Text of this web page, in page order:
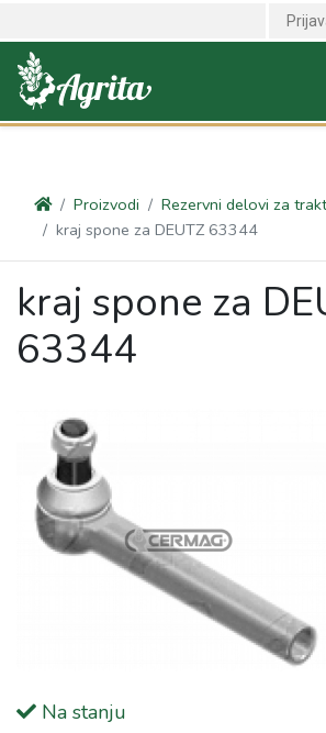
<link rel="canonical" href="https://agrita.rs/
za-traktore/spone/kraj-spone-za-deutz-
Proizvodi Rezervni delovi za
kraj spone za DEUTZ 63344
kraj spone za
63344
Na stanju